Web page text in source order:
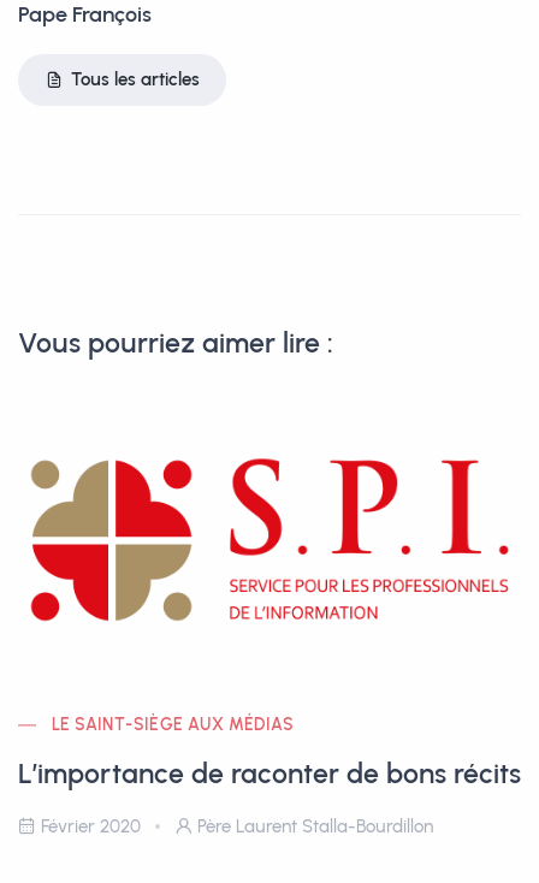
Pape François
Tous les articles
Vous pourriez aimer lire :
LE SAINT-SIÈGE AUX MÉDIAS
L’importance de raconter de bons récits
Février 2020 Père Laurent Stalla-Bourdillon